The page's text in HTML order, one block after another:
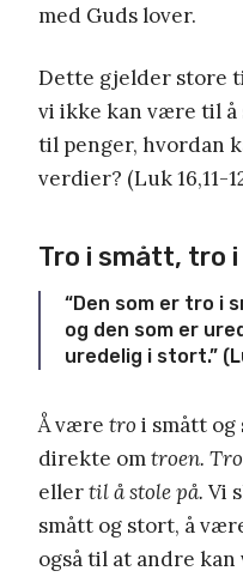
med Guds lover.
Dette gjelder store
vi ikke kan være til å
til penger, hvordan
verdier? (Luk 16,11-
Tro i smått, tro
“Den som er tro i
og den som er
uredelig i stort.”
Å være tro i smått
direkte omtroen. Tro
ellertil å stole på. Vi
smått og stort, å
også til at andre